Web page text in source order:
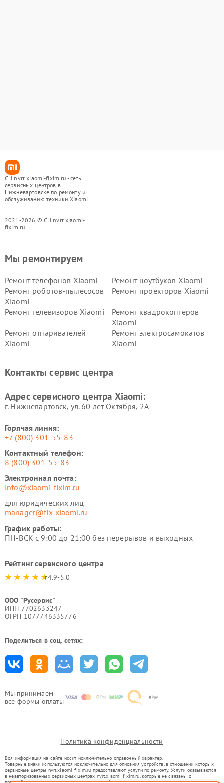
СЦ nvrt.xiaomi-fixim.ru - сеть
сервисных центров в
Нижневартовске по ремонту и
обслуживанию техники Xiaomi
2021-2026 © СЦ nvrt.xiaomi-
fixim.ru
Мы принимаем
все формы оплаты
Мы ремонтируем
Ремонт телефонов Xiaomi
Ремонт ноутбуков Xiaomi
Ремонт роботов-пылесосов
Xiaomi
Ремонт проекторов Xiaomi
Ремонт телевизоров Xiaomi
Ремонт квадрокоптеров
Xiaomi
Ремонт отпаривателей
Xiaomi
Ремонт электросамокатов
Xiaomi
Ремонт стиральных машин
Ремонт смарт-часов Xiaomi
Контакты сервис центра
Адрес сервисного центра Xiaomi:
г. Нижневартовск, ул. 60 лет Октября, 2А
Горячая линия:
+7 (800) 301-55-83
Контактный телефон:
8 (800) 301-55-83
Электронная почта:
info@xiaomi-fixim.ru
для юридических лиц
manager@fix-xiaomi.ru
График работы:
ПН-ВСК с 9:00 до 21:00 без перерывов и выходных
Рейтинг сервисного центра
4.9-5.0
ООО "Русервис"
ИНН 7702633247
ОГРН 1077746335776
Поделиться в соц. сетях:
Политика конфиденциальности
Вся информация на сайте носит исключительно справочный характер.
Товарные знаки используются исключительно для описания устройств, в отношении которых
сервисные центры nvrt.xiaomi-fixim.ru предоставляют услуги по ремонту. Услуги оказываются
в неавторизованных сервисных центрах nvrt.xiaomi-fixim.ru, которые не связаны с